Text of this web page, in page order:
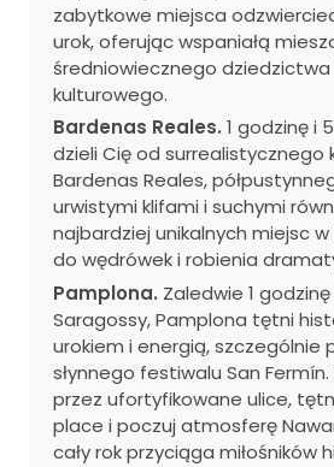
zabytkowe miejsca
urok, oferując wspaniałą
średniowiecznego
kulturowego.
Bardenas Reales. 1 godzinę i
dzieli Cię od surrealistycznego
Bardenas Reales,
urwistymi klifami i suchymi
najbardziej unikalnych miejsc w
do wędrówek i robienia
Pamplona. Zaledwie 1
Saragossy, Pamplona tętni
urokiem i energią, szczególnie
słynnego festiwalu San
przez ufortyfikowane ulice,
place i poczuj atmosferę
cały rok przyciąga miłośników